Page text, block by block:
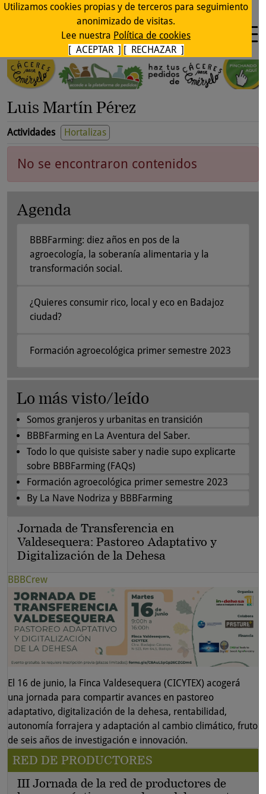
Utilizamos cookies propias y de terceros para seguimiento
anonimizado de visitas.
Lee nuestra Política de cookies
[ ACEPTAR ] [ RECHAZAR ]
Luis Martín Pérez
Actividades Hortalizas
No se encontraron contenidos
Agenda
BBBFarming: diez años en pos de la
agroecología, la soberanía alimentaria y la
transformación social.
¿Quieres consumir rico, local y eco en Badajoz
ciudad?
Formación agroecológica primer semestre 2023
Lo más visto/leído
Somos granjeros y urbanitas en transición
BBBFarming en La Aventura del Saber.
Todo lo que quisiste saber y nadie supo explicarte
sobre BBBFarming (FAQs)
Formación agroecológica primer semestre 2023
By La Nave Nodriza y BBBFarming
Jornada de Transferencia en
Valdesequera: Pastoreo Adaptativo y
Digitalización de la Dehesa
BBBCrew
El 16 de junio, la Finca Valdesequera (CICYTEX) acogerá
una jornada para compartir avances en pastoreo
adaptativo, digitalización de la dehesa, rentabilidad,
autonomía forrajera y adaptación al cambio climático, fruto
de seis años de investigación e innovación.
RED DE PRODUCTORES
III Jornada de la red de productores de